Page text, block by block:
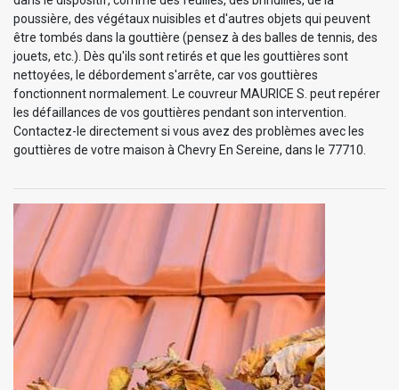
poussière, des végétaux nuisibles et d'autres objets qui peuvent
être tombés dans la gouttière (pensez à des balles de tennis, des
jouets, etc.). Dès qu'ils sont retirés et que les gouttières sont
nettoyées, le débordement s'arrête, car vos gouttières
fonctionnent normalement. Le couvreur MAURICE S. peut repérer
les défaillances de vos gouttières pendant son intervention.
Contactez-le directement si vous avez des problèmes avec les
gouttières de votre maison à Chevry En Sereine, dans le 77710.